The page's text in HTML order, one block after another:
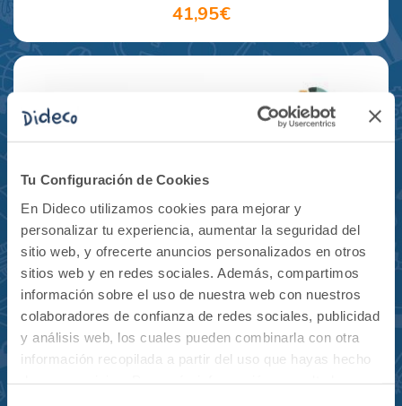
Tu Configuración de Cookies
En Dideco utilizamos cookies para mejorar y
personalizar tu experiencia, aumentar la seguridad del
sitio web, y ofrecerte anuncios personalizados en otros
sitios web y en redes sociales. Además, compartimos
información sobre el uso de nuestra web con nuestros
colaboradores de confianza de redes sociales, publicidad
y análisis web, los cuales pueden combinarla con otra
información recopilada a partir del uso que hayas hecho
41,95€